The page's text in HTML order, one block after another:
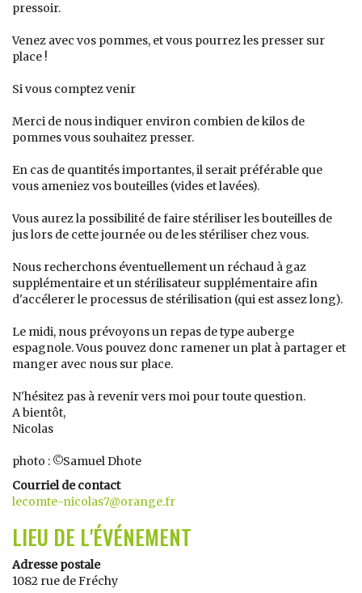
pressoir.
Venez avec vos pommes, et vous pourrez les presser sur
place !
Si vous comptez venir
Merci de nous indiquer environ combien de kilos de
pommes vous souhaitez presser.
En cas de quantités importantes, il serait préférable que
vous ameniez vos bouteilles (vides et lavées).
Vous aurez la possibilité de faire stériliser les bouteilles de
jus lors de cette journée ou de les stériliser chez vous.
Nous recherchons éventuellement un réchaud à gaz
supplémentaire et un stérilisateur supplémentaire afin
d'accélerer le processus de stérilisation (qui est assez long).
Le midi, nous prévoyons un repas de type auberge
espagnole. Vous pouvez donc ramener un plat à partager et
manger avec nous sur place.
N'hésitez pas à revenir vers moi pour toute question.
A bientôt,
Nicolas
photo : ©Samuel Dhote
Courriel de contact
lecomte-nicolas7@orange.fr
LIEU DE L'ÉVÉNEMENT
Adresse postale
1082 rue de Fréchy